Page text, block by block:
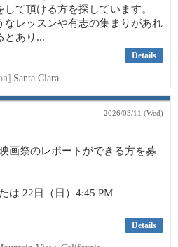
て頂ける方を探しています。
なレッスンや有志の集まりがあれ
とあり...
Details
Santa Clara
2026/03/11 (Wed)
画祭のレポートができる方を募
は 22日（日）4:45 PM
Details